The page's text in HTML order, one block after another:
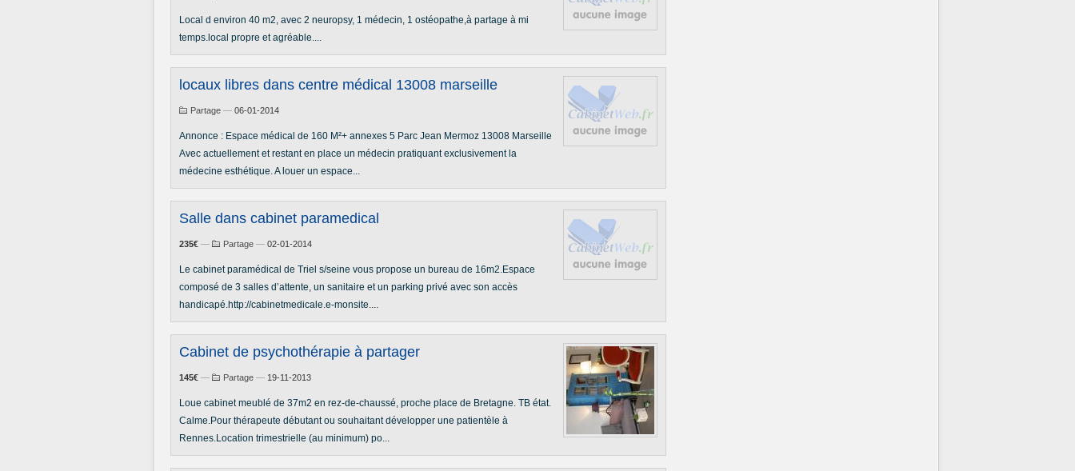
Local d environ 40 m2, avec 2 neuropsy, 1 médecin, 1 ostéopathe,à partage à mi
temps.local propre et agréable....
locaux libres dans centre médical 13008 marseille
Partage — 06-01-2014
Annonce : Espace médical de 160 M²+ annexes 5 Parc Jean Mermoz 13008 Marseille
Avec actuellement et restant en place un médecin pratiquant exclusivement la
médecine esthétique. A louer un espace...
Salle dans cabinet paramedical
235€ — Partage — 02-01-2014
Le cabinet paramédical de Triel s/seine vous propose un bureau de 16m2.Espace
composé de 3 salles d’attente, un sanitaire et un parking privé avec son accès
handicapé.http://cabinetmedicale.e-monsite....
Cabinet de psychothérapie à partager
145€ — Partage — 19-11-2013
Loue cabinet meublé de 37m2 en rez-de-chaussé, proche place de Bretagne. TB état.
Calme.Pour thérapeute débutant ou souhaitant développer une patientèle à
Rennes.Location trimestrielle (au minimum) po...